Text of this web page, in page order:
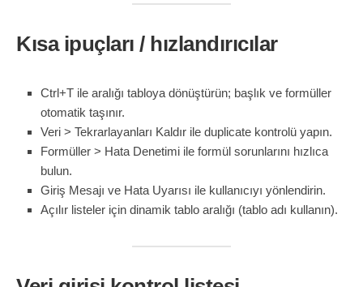
Kısa ipuçları / hızlandırıcılar
Ctrl+T ile aralığı tabloya dönüştürün; başlık ve formüller
otomatik taşınır.
Veri > Tekrarlayanları Kaldır ile duplicate kontrolü yapın.
Formüller > Hata Denetimi ile formül sorunlarını hızlıca
bulun.
Giriş Mesajı ve Hata Uyarısı ile kullanıcıyı yönlendirin.
Açılır listeler için dinamik tablo aralığı (tablo adı kullanın).